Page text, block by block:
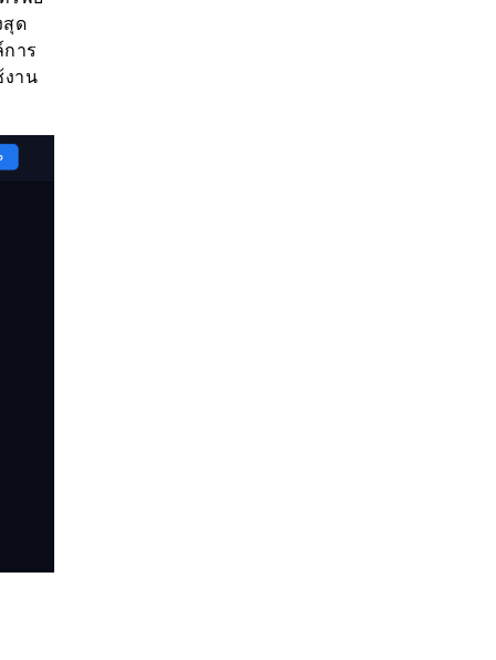
สุด
าร
งาน